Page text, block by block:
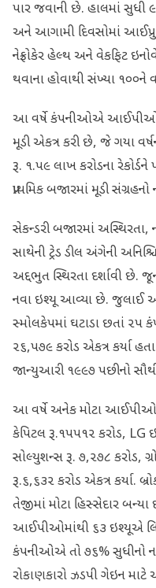
પાર જવાની છે. હાલમાં
અને આગામી દિવસોમાં આઈપ્રુ
નેફ્રોકેર હેલ્થ અને વેકફિટ
થવાના હોવાથી સંખ્યા ૧૦૦ને
આ વર્ષે કંપનીઓએ આઈપીઓ
મૂડી એકત્ર કરી છે, જે ગયા
રૂ. ૧.૫૯ લાખ કરોડના
પ્રાથમિક બજારમાં મૂડી
સેકન્ડરી બજારમાં અસ્થિરતા,
સાથેની ટ્રેડ ડીલ અંગેની
અદ્દભુત સ્થિરતા દર્શાવી
નવા ઇશ્યૂ આવ્યા છે. જુલાઈ
સ્મોલકેપમાં ઘટાડા છતાં
૨૬,૫૭૯ કરોડ એકત્ર કર્યા
જાન્યુઆરી ૧૯૯૭ પછીનો
આ વર્ષે અનેક મોટા આઈપીઓ
કેપિટલ રૂ.૧૫૫૧૨ કરોડ, LG
સોલ્યુશન્સ રૂ. ૭,૨૭૮ કરોડ,
રૂ.૬,૬૩૨ કરોડ એકત્ર કર્યા.
તેજીમાં મોટા હિસ્સેદાર
આઈપીઓમાંથી ૬૩ ઇશ્યૂએ
કંપનીઓએ તો ૭૬% સુધીનો
રોકાણકારો ઝડપી ગેઇન માટે